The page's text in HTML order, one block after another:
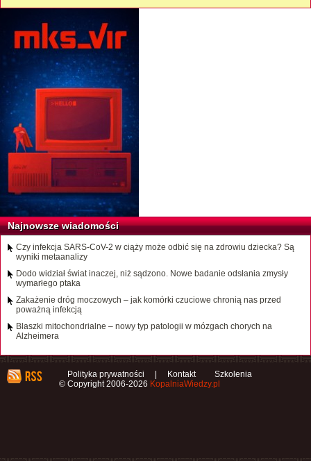
Najnowsze wiadomości
Czy infekcja SARS-CoV-2 w ciąży może odbić się na zdrowiu dziecka? Są
wyniki metaanalizy
Dodo widział świat inaczej, niż sądzono. Nowe badanie odsłania zmysły
wymarłego ptaka
Zakażenie dróg moczowych – jak komórki czuciowe chronią nas przed
poważną infekcją
Blaszki mitochondrialne – nowy typ patologii w mózgach chorych na
Alzheimera
Polityka prywatności Kontakt
Szkolenia
© Copyright 2006-2026 KopalniaWiedzy.pl